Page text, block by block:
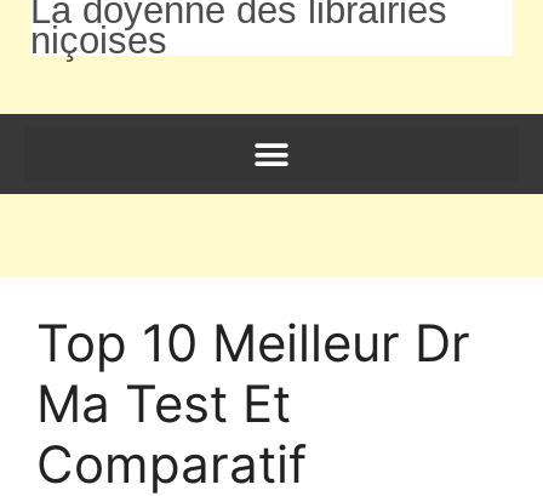
La doyenne des librairies
niçoises
Top 10 Meilleur Dr
Ma Test Et
Comparatif